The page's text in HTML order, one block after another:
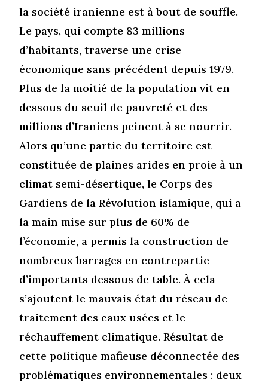
la société iranienne est à bout de souffle.
Le pays, qui compte 83 millions
d’habitants, traverse une crise
économique sans précédent depuis 1979.
Plus de la moitié de la population vit en
dessous du seuil de pauvreté et des
millions d’Iraniens peinent à se nourrir.
Alors qu’une partie du territoire est
constituée de plaines arides en proie à un
climat semi-désertique, le Corps des
Gardiens de la Révolution islamique, qui a
la main mise sur plus de 60% de
l’économie, a permis la construction de
nombreux barrages en contrepartie
d’importants dessous de table. À cela
s’ajoutent le mauvais état du réseau de
traitement des eaux usées et le
réchauffement climatique. Résultat de
cette politique mafieuse déconnectée des
problématiques environnementales : deux